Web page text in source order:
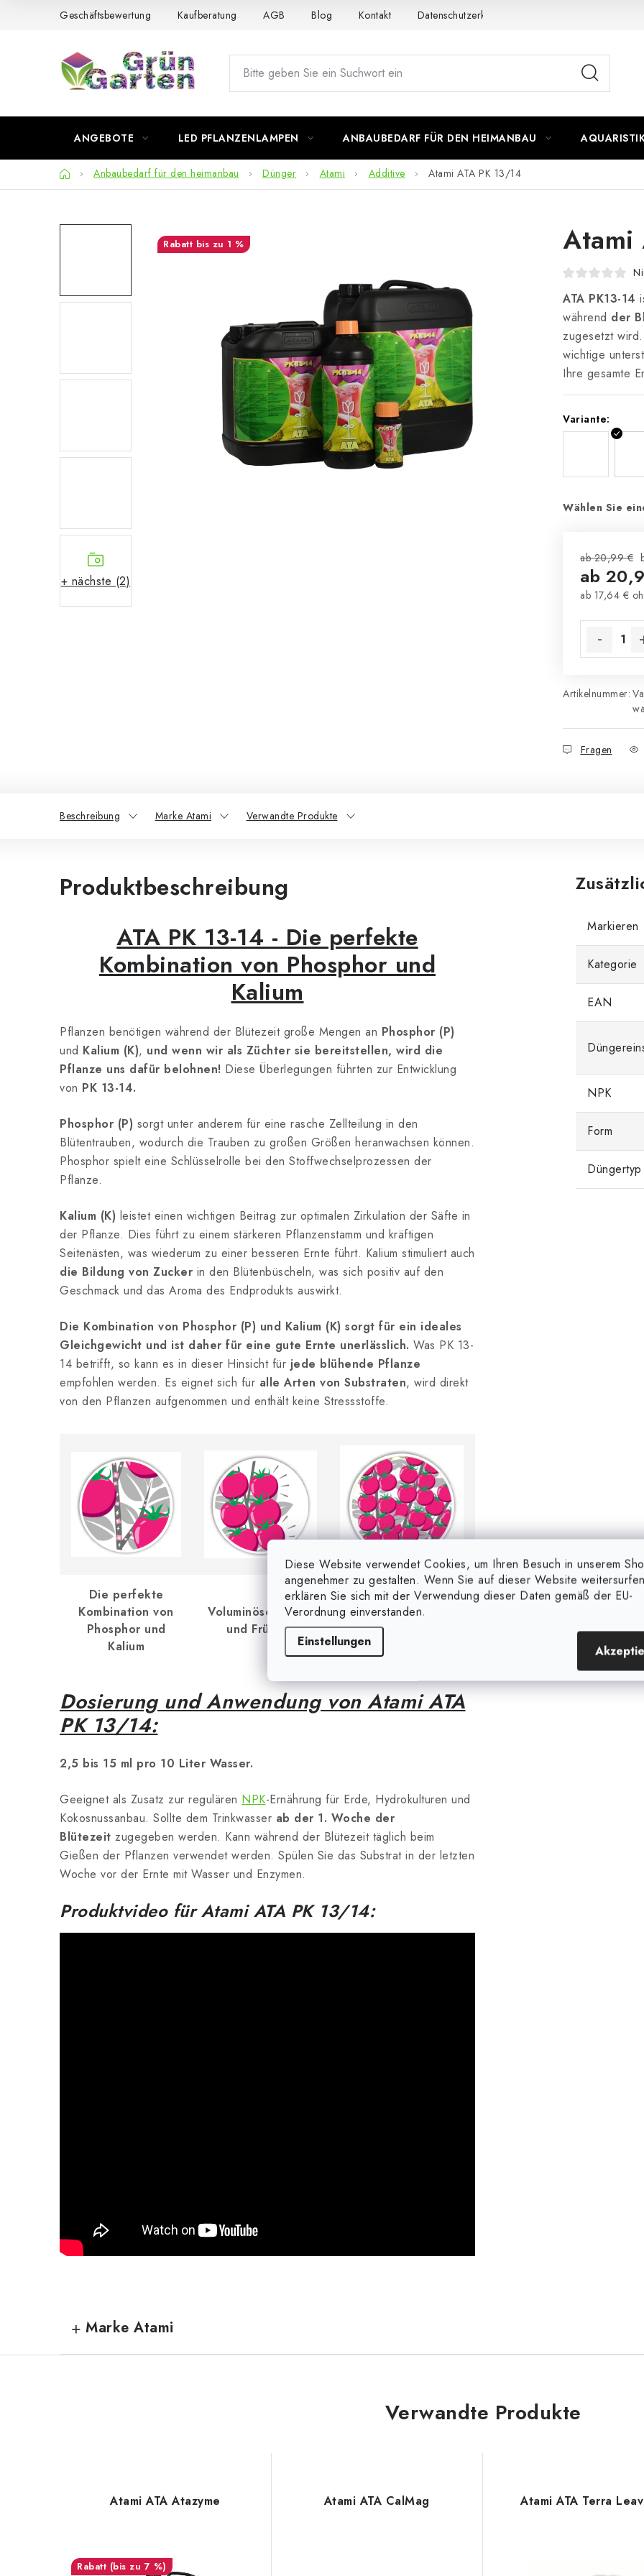
Diese Website verwendet Cookies, um Ihren Besuch in unserem
angenehmer zu gestalten. Wenn Sie auf dieser Website
erklären Sie sich mit der Verwendung dieser Daten gemäß der EU-
Verordnung einverstanden.
Einstellungen
Geschäftsbewertung Kaufberatung AGB Blog Kontakt Datenschutzerklärung
ANGEBOTE LED PFLANZENLAMPEN ANBAUBEDARF FÜR DEN HEIMANBAU
StartseiteAnbaubedarf für den heimanbau Dünger Atami Additive Atami ATA PK 13/14
+ nächste (2)
Atami
ATA PK13-14
während der
zugesetzt
wichtige
Ihre gesamte
Variante:
Wählen Sie
ab 20,99 €
ab
ab 17,64 €
Artikelnummer:
Fragen
bis zu 1 %
Beschreibung Marke Atami Verwandte Produkte
Produktbeschreibung
ATA PK 13-14 - Die perfekte
Kombination von Phosphor und
Kalium
Pflanzen benötigen während der Blütezeit große Mengen an Phosphor (P)
und Kalium (K), und wenn wir als Züchter sie bereitstellen, wird die
Pflanze uns dafür belohnen! Diese Überlegungen führten zur Entwicklung
von PK 13-14.
Phosphor (P) sorgt unter anderem für eine rasche Zellteilung in den
Blütentrauben, wodurch die Trauben zu großen Größen heranwachsen können.
Phosphor spielt eine Schlüsselrolle bei den Stoffwechselprozessen der
Pflanze.
Kalium (K) leistet einen wichtigen Beitrag zur optimalen Zirkulation der Säfte in
der Pflanze. Dies führt zu einem stärkeren Pflanzenstamm und kräftigen
Seitenästen, was wiederum zu einer besseren Ernte führt. Kalium stimuliert auch
die Bildung von Zucker in den Blütenbüscheln, was sich positiv auf den
Geschmack und das Aroma des Endprodukts auswirkt.
Die Kombination von Phosphor (P) und Kalium (K) sorgt für ein ideales
Gleichgewicht und ist daher für eine gute Ernte unerlässlich. Was PK 13-
14 betrifft, so kann es in dieser Hinsicht für jede blühende Pflanze
empfohlen werden. Es eignet sich für alle Arten von Substraten, wird direkt
von den Pflanzen aufgenommen und enthält keine Stressstoffe.
Die perfekte
Kombination von
Phosphor und
Kalium
Voluminöse Blüten
und Früchte
Stimuliert die
Fruktoseproduktion
Dosierung und Anwendung von Atami ATA
PK 13/14:
2,5 bis 15 ml pro 10 Liter Wasser.
Geeignet als Zusatz zur regulären NPK-Ernährung für Erde, Hydrokulturen und
Kokosnussanbau. Sollte dem Trinkwasser ab der 1. Woche der
Blütezeit zugegeben werden. Kann während der Blütezeit täglich beim
Gießen der Pflanzen verwendet werden. Spülen Sie das Substrat in der letzten
Woche vor der Ernte mit Wasser und Enzymen.
Produktvideo für Atami ATA PK 13/14:
Markieren
Kategorie
EAN
NPK
Form
Düngertyp
Marke Atami
Verwandte Produkte
Atami ATA Atazyme
(bis zu 7 %)
Atami ATA CalMag Atami ATA Terra